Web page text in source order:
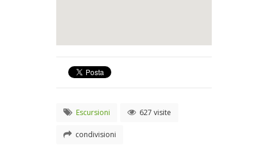
Escursioni 627 visite
condivisioni